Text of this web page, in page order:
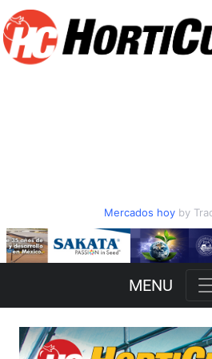
Mercados hoyby
Slide 2 of 3
MENU